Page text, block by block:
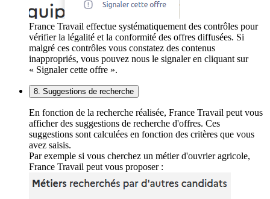
France Travail effectue systématiquement des contrôles pour
vérifier la légalité et la conformité des offres diffusées. Si
malgré ces contrôles vous constatez des contenus
inappropriés, vous pouvez nous le signaler en cliquant sur
« Signaler cette offre ».
8. Suggestions de recherche
En fonction de la recherche réalisée, France Travail peut vous
afficher des suggestions de recherche d'offres. Ces
suggestions sont calculées en fonction des critères que vous
avez saisis.
Par exemple si vous cherchez un métier d'ouvrier agricole,
France Travail peut vous proposer :